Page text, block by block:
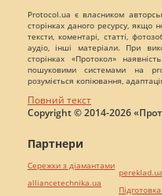
Protocol.ua є власником
сторінках даного ресурсу, якщо
тексти, коментарі, статті,
аудіо, інші матеріали. При
сторінках «Протокол»
пошуковими системами на
розуміється копіювання,
Повний текст
Copyright © 2014-2026
Партнери
Сережки з діамантами
alliancetechnika.ua
pereklad.ua